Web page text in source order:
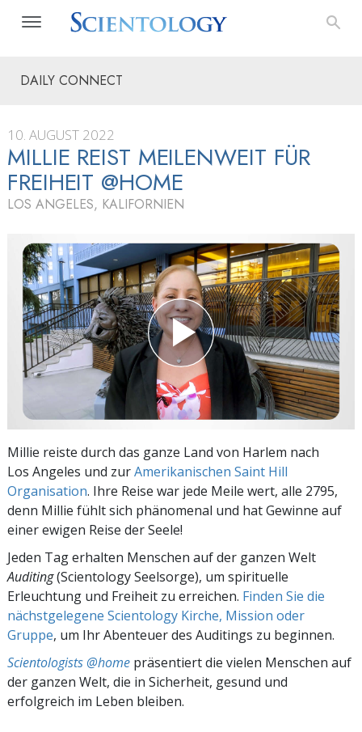
DAILY CONNECT
10. AUGUST 2022
MILLIE REIST MEILENWEIT FÜR
FREIHEIT @HOME
LOS ANGELES, KALIFORNIEN
Millie reiste durch das ganze Land von Harlem nach
Los Angeles und zurAmerikanischen Saint Hill
Organisation. Ihre Reise war jede Meile wert, alle 2795,
denn Millie fühlt sich phänomenal und hat Gewinne auf
einer ewigen Reise der Seele!
Jeden Tag erhalten Menschen auf der ganzen Welt
Auditing(Scientology Seelsorge), um spirituelle
Erleuchtung und Freiheit zu erreichen. Finden Sie die
nächstgelegene Scientology Kirche, Mission oder
Gruppe, um Ihr Abenteuer des Auditings zu beginnen.
Scientologists @home präsentiert die vielen Menschen auf
der ganzen Welt, die in Sicherheit, gesund und
erfolgreich im Leben bleiben.